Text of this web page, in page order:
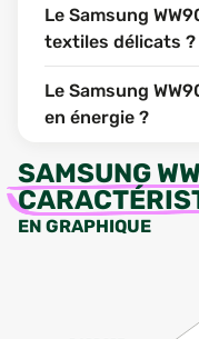
Le Samsung
textiles délicats ?
Le Samsung
en énergie ?
SAMSUNG
EN GRAPHIQUE